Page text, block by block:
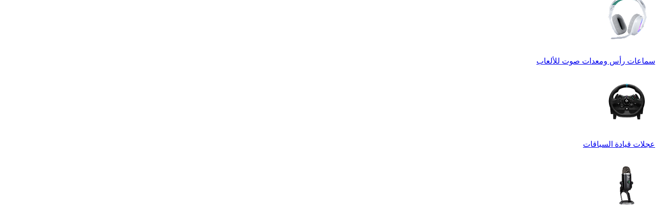
سماعات رأس ومعدات صوت للألعاب
عجلات قيادة السباقات